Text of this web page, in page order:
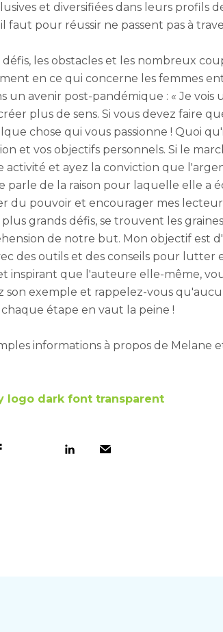
et diversifiées dans leurs profils
faut pour réussir ne passent pas à
les obstacles et les nombreux
en ce qui concerne les femmes
un avenir post-pandémique : « Je
plus de sens. Si vous devez faire
chose qui vous passionne ! Quoi
et vos objectifs personnels. Si le
et ayez la conviction que
parle de la raison pour laquelle elle a
du pouvoir et encourager mes
grands défis, se trouvent les
de notre but. Mon objectif est
des outils et des conseils pour lutter
inspirant que l'auteure elle-même,
son exemple et rappelez-vous
étape en vaut la peine !
informations à propos de Melane